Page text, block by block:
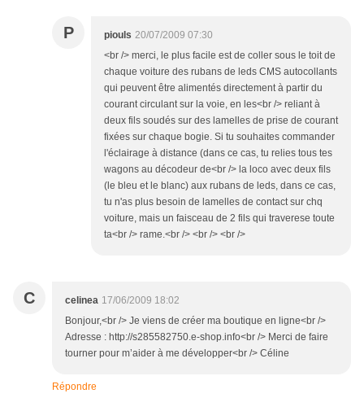
P piouls 20/07/2009 07:30
<br /> merci, le plus facile est de coller sous le toit de
chaque voiture des rubans de leds CMS autocollants
qui peuvent être alimentés directement à partir du
courant circulant sur la voie, en les<br /> reliant à
deux fils soudés sur des lamelles de prise de courant
fixées sur chaque bogie. Si tu souhaites commander
l'éclairage à distance (dans ce cas, tu relies tous tes
wagons au décodeur de<br /> la loco avec deux fils
(le bleu et le blanc) aux rubans de leds, dans ce cas,
tu n'as plus besoin de lamelles de contact sur chq
voiture, mais un faisceau de 2 fils qui traverese toute
ta<br /> rame.<br /> <br /> <br />
C celinea 17/06/2009 18:02
Bonjour,<br /> Je viens de créer ma boutique en ligne<br />
Adresse : http://s285582750.e-shop.info<br /> Merci de faire
tourner pour m’aider à me développer<br /> Céline
Répondre